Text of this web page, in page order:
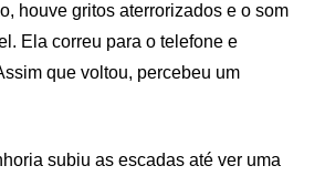
houve gritos aterrorizados e o som
Ela correu para o telefone e
que voltou, percebeu um
subiu as escadas até ver uma